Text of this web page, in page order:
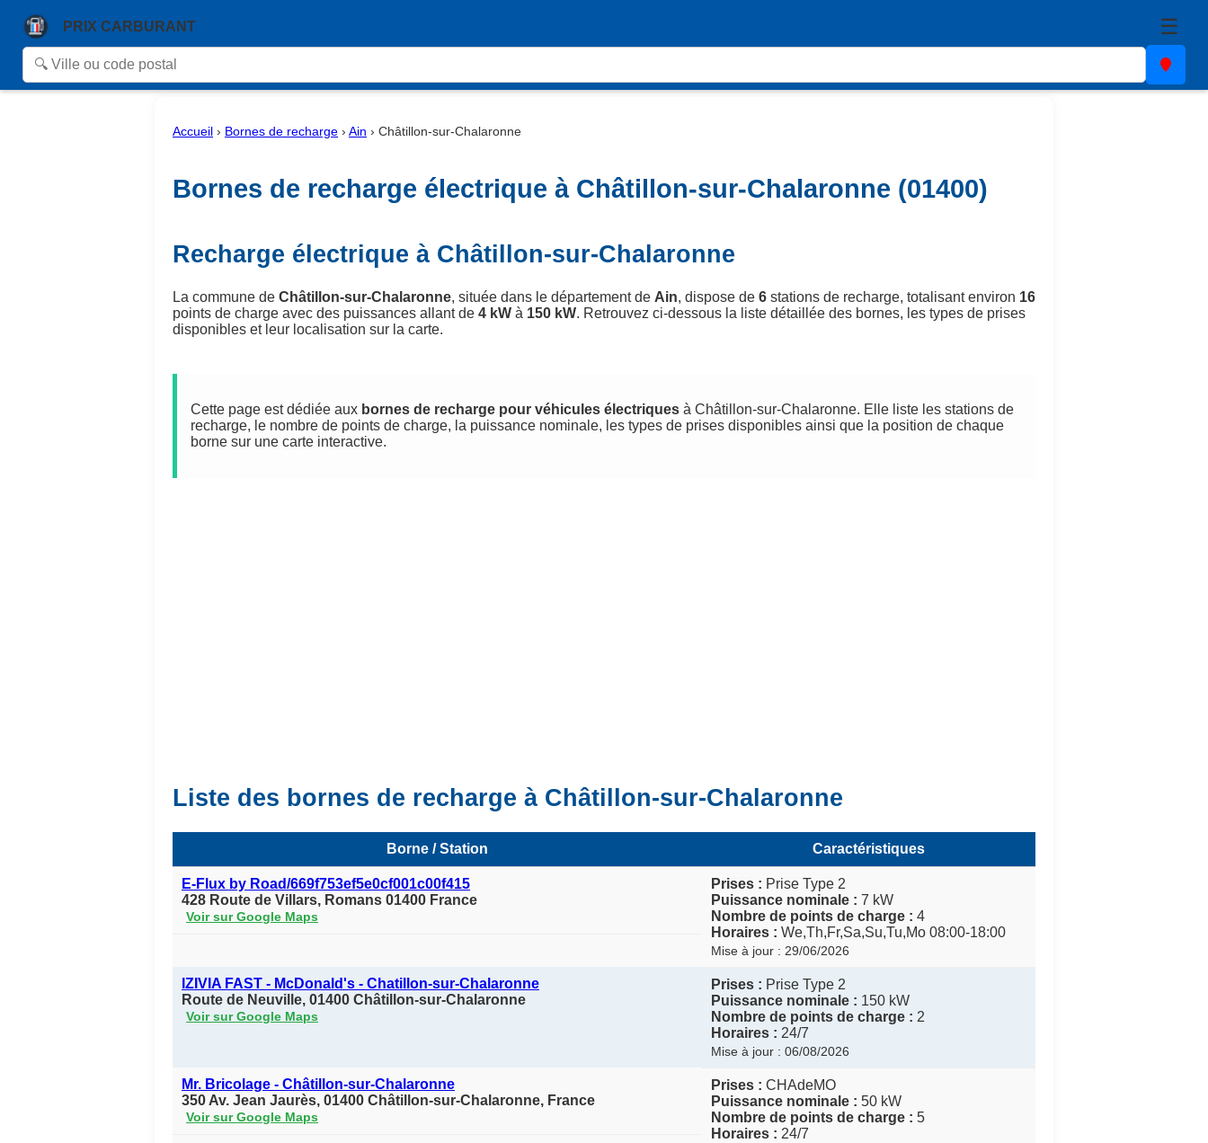
PRIX CARBURANT ☰
Accueil › Bornes de recharge › Ain › Châtillon-sur-Chalaronne
Bornes de recharge électrique à Châtillon-sur-Chalaronne (01400)
Recharge électrique à Châtillon-sur-Chalaronne
La commune de Châtillon-sur-Chalaronne, située dans le département de Ain, dispose de 6 stations de recharge, totalisant environ 16
points de charge avec des puissances allant de 4 kW à 150 kW. Retrouvez ci-dessous la liste détaillée des bornes, les types de prises
disponibles et leur localisation sur la carte.
Cette page est dédiée aux bornes de recharge pour véhicules électriques à Châtillon-sur-Chalaronne. Elle liste les stations de
recharge, le nombre de points de charge, la puissance nominale, les types de prises disponibles ainsi que la position de chaque
borne sur une carte interactive.
Liste des bornes de recharge à Châtillon-sur-Chalaronne
Borne / Station Caractéristiques
E-Flux by Road/669f753ef5e0cf001c00f415
428 Route de Villars, Romans 01400 France
Voir sur Google Maps
Prises : Prise Type 2
Puissance nominale : 7 kW
Nombre de points de charge : 4
Horaires : We,Th,Fr,Sa,Su,Tu,Mo 08:00-18:00
Mise à jour : 29/06/2026
IZIVIA FAST - McDonald's - Chatillon-sur-Chalaronne
Route de Neuville, 01400 Châtillon-sur-Chalaronne
Voir sur Google Maps
Prises : Prise Type 2
Puissance nominale : 150 kW
Nombre de points de charge : 2
Horaires : 24/7
Mise à jour : 06/08/2026
Mr. Bricolage - Châtillon-sur-Chalaronne
350 Av. Jean Jaurès, 01400 Châtillon-sur-Chalaronne, France
Voir sur Google Maps
Prises : CHAdeMO
Puissance nominale : 50 kW
Nombre de points de charge : 5
Horaires : 24/7